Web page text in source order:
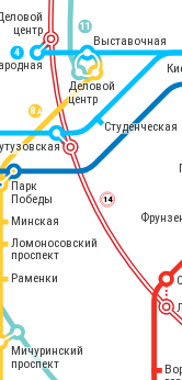
4
8 А
11
14
центр
Минская
Ломоносовский
проспект
Раменки
Парк
Победы
Выставочная
Мичуринский
проспект
Деловой
центр
Студенческая